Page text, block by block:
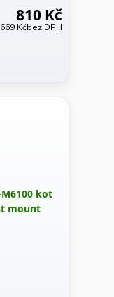
810 Kč
669 Kčbez DPH